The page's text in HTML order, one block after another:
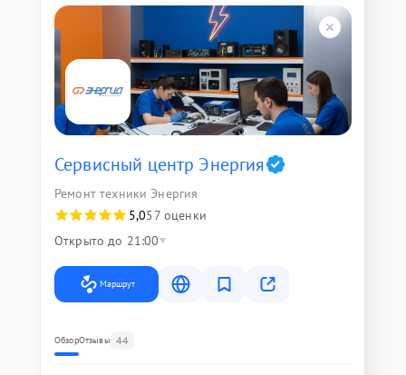
Сервисный центр Энергия
Ремонт техники Энергия
5,057 оценки
Открыто до 21:00
Маршрут
ОбзорОтзывы 44